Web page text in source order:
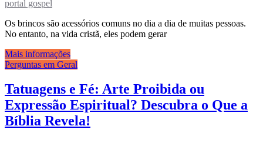
portal gospel
Os brincos são acessórios comuns no dia a dia de muitas pessoas.
No entanto, na vida cristã, eles podem gerar
Mais informações
Perguntas em Geral
Tatuagens e Fé: Arte Proibida ou
Expressão Espiritual? Descubra o Que a
Bíblia Revela!